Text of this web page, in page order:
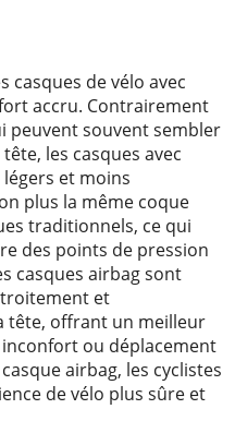
casques de vélo avec
accru. Contrairement
peuvent souvent sembler
les casques avec
et moins
plus la même coque
traditionnels, ce qui
des points de pression
casques airbag sont
et
tête, offrant un meilleur
ou déplacement
airbag, les cyclistes
de vélo plus sûre et